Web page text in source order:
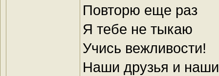
Повторю еще раз
Я тебе не тыкаю
Учись вежливости!
Наши друзья и